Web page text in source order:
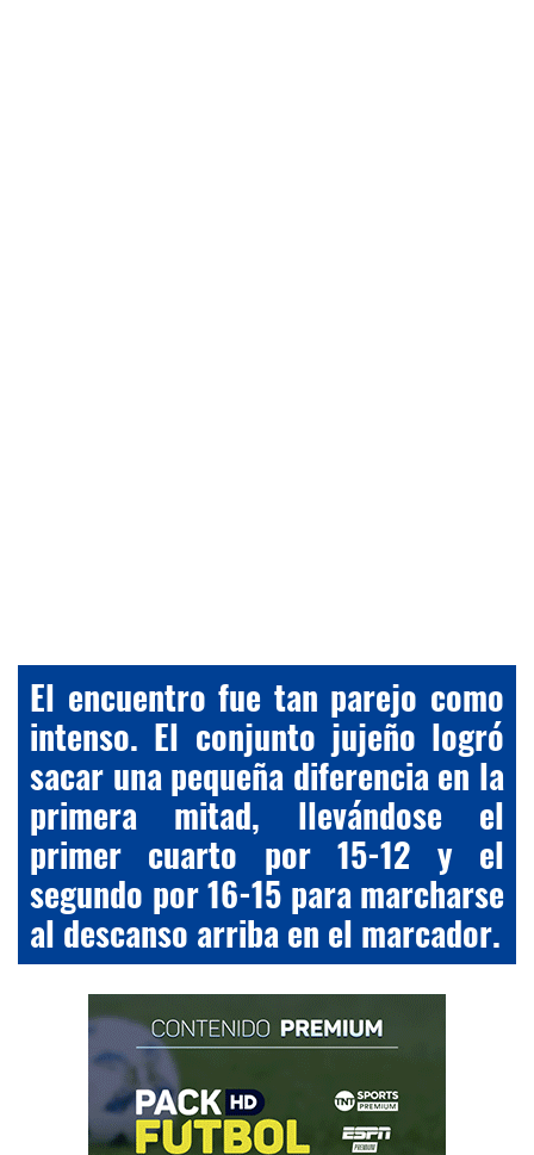
El encuentro fue tan parejo como
intenso. El conjunto jujeño logró
sacar una pequeña diferencia en la
primera mitad, llevándose el
primer cuarto por 15-12 y el
segundo por 16-15 para marcharse
al descanso arriba en el marcador.